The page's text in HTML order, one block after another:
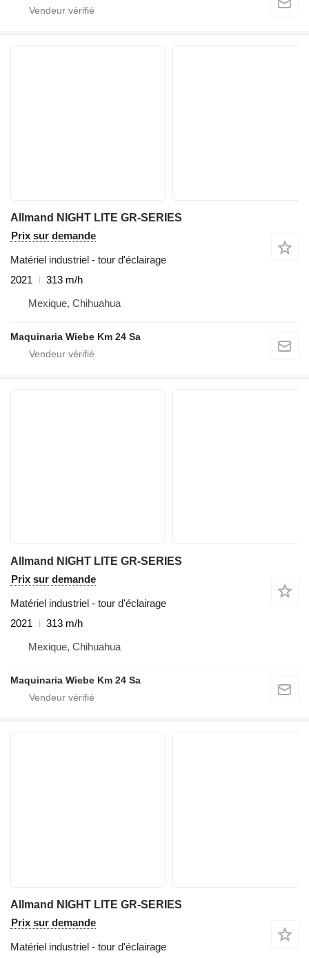
Allmand NIGHT LITE GR-SERIES
Prix sur demande
Matériel industriel - tour d'éclairage
2021
313 m/h
Mexique, Chihuahua
Maquinaria Wiebe Km 24 Sa
Allmand NIGHT LITE GR-SERIES
Prix sur demande
Matériel industriel - tour d'éclairage
2021
313 m/h
Mexique, Chihuahua
Maquinaria Wiebe Km 24 Sa
Allmand NIGHT LITE GR-SERIES
Prix sur demande
Matériel industriel - tour d'éclairage